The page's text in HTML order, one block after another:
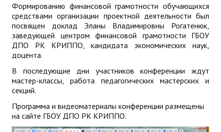
Формированию финансовой грамотности обучающихся
средствами организации проектной деятельности был
посвящен доклад Эланы Владимировны Рогатенюк,
заведующей центром финансовой грамотности ГБОУ
ДПО РК КРИППО, кандидата экономических наук,
доцента.
В последующие дни участников конференции ждут
мастер-классы, работа педагогических мастерских и
секций.
Программа и видеоматериалы конференции размещены
на сайте ГБОУ ДПО РК КРИППО.